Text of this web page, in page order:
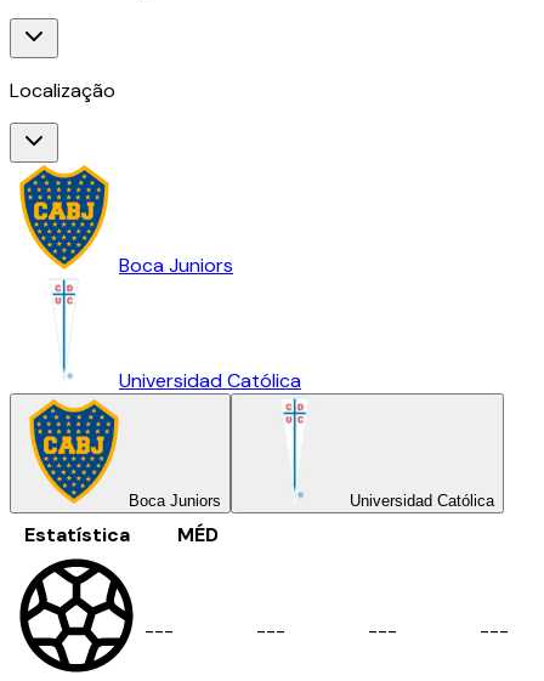
Localização
Boca Juniors
Universidad Católica
Boca Juniors Universidad Católica
Estatística MÉD
--- --- --- ---